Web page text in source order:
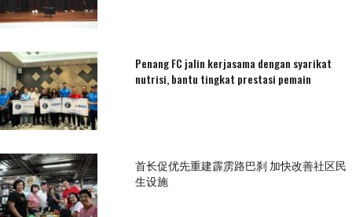
Penang FC jalin kerjasama dengan syarikat
nutrisi, bantu tingkat prestasi pemain
首长促优先重建霹雳路巴刹 加快改善社区民
生设施